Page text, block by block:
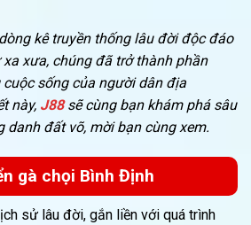
kê truyền thống lâu đời độc đáo
xưa, chúng đã trở thành phần
sống của người dân địa
này, J88sẽ cùng bạn khám phá sâu
danh đất võ, mời bạn cùng xem.
gà chọi Bình Định
sử lâu đời, gắn liền với quá trình